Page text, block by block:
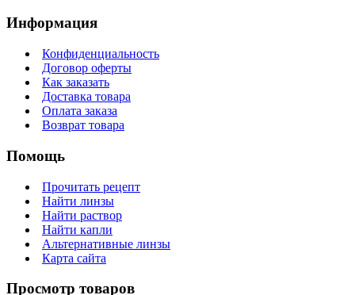
Информация
Конфиденциальность
Договор оферты
Как заказать
Доставка товара
Оплата заказа
Возврат товара
Помощь
Прочитать рецепт
Найти линзы
Найти раствор
Найти капли
Альтернативные линзы
Карта сайта
Просмотр товаров